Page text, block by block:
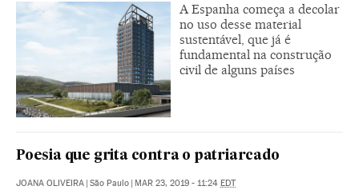
A Espanha começa a decolar
no uso desse material
sustentável, que já é
fundamental na construção
civil de alguns países
Poesia que grita contra o patriarcado
JOANA OLIVEIRA | São Paulo | MAR 23, 2019 - 11:24 EDT